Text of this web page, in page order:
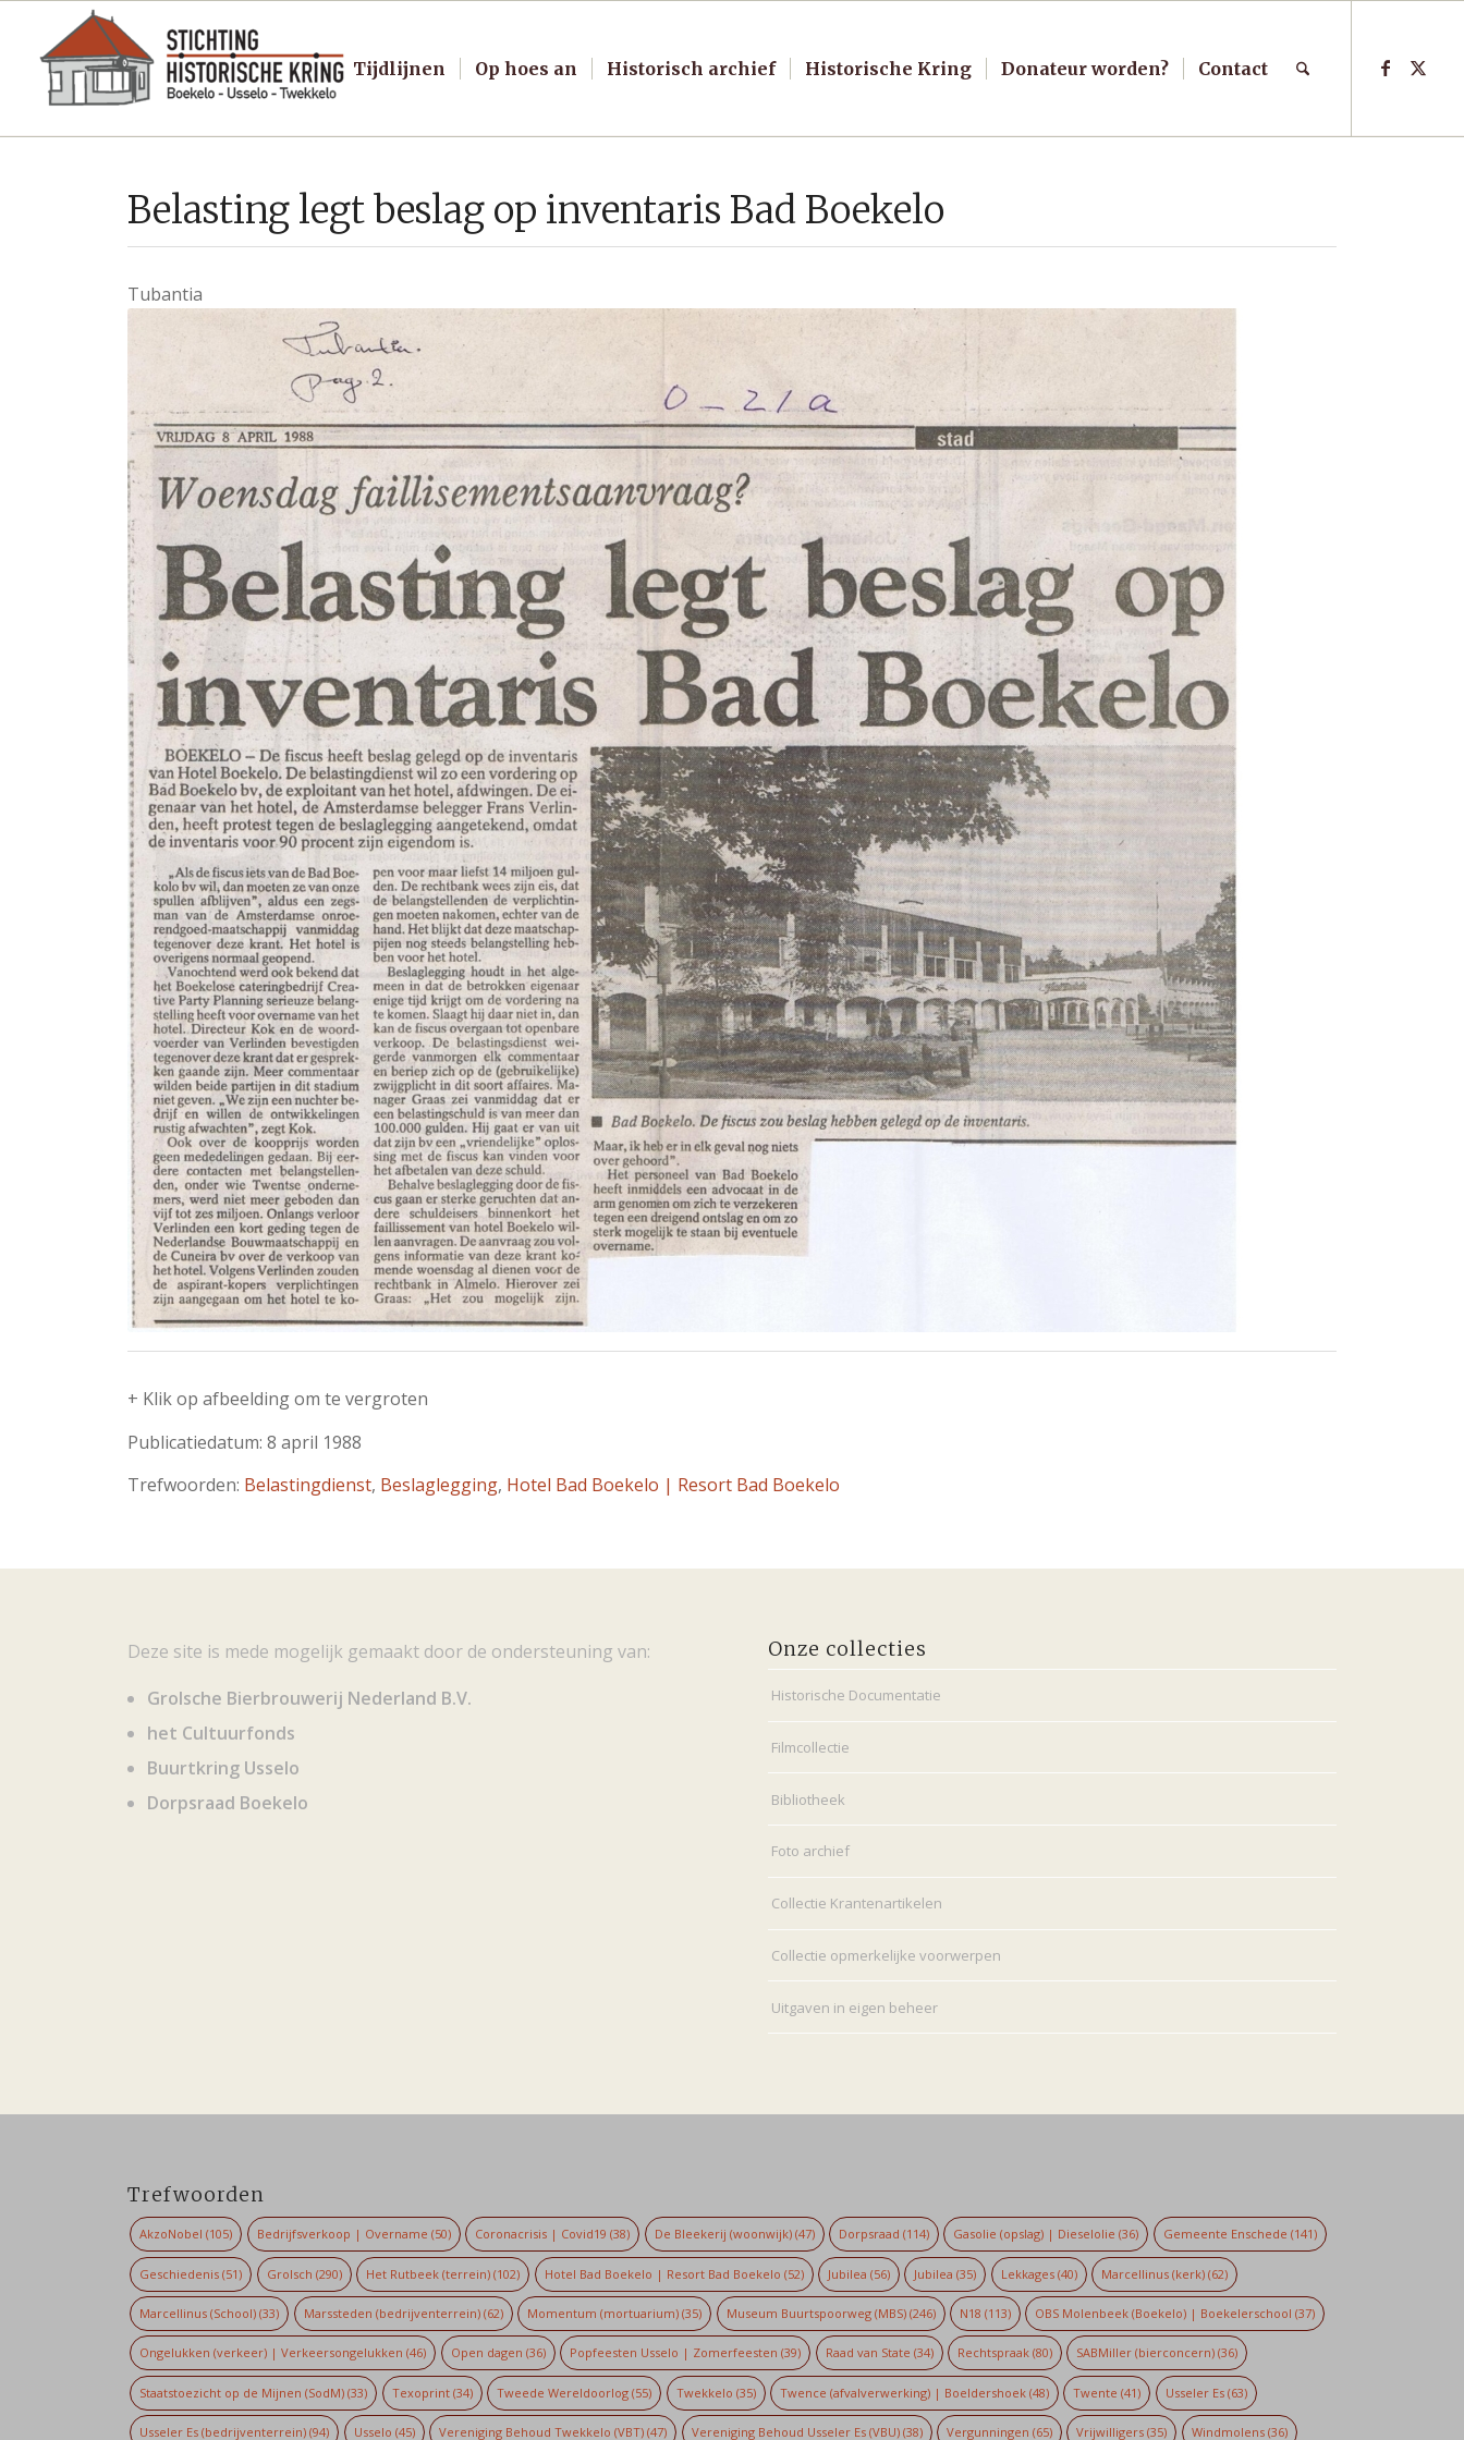
Tijdlijnen Op hoes an Historisch archief Historische Kring Donateur worden? Contact
Belasting legt beslag op inventaris Bad Boekelo
Tubantia
+ Klik op afbeelding om te vergroten
Publicatiedatum: 8 april 1988
Trefwoorden: Belastingdienst, Beslaglegging, Hotel Bad Boekelo | Resort Bad Boekelo
Deze site is mede mogelijk gemaakt door de ondersteuning van:
Grolsche Bierbrouwerij Nederland B.V.
het Cultuurfonds
Buurtkring Usselo
Dorpsraad Boekelo
Onze collecties
Historische Documentatie
Filmcollectie
Bibliotheek
Foto archief
Collectie Krantenartikelen
Collectie opmerkelijke voorwerpen
Uitgaven in eigen beheer
Trefwoorden
AkzoNobel (105) Bedrijfsverkoop | Overname (50) Coronacrisis | Covid19 (38) De Bleekerij (woonwijk)(47) Dorpsraad (114) Gasolie (opslag) | Dieselolie (36) Gemeente Enschede (141)
Geschiedenis (51) Grolsch (290) Het Rutbeek (terrein) (102) Hotel Bad Boekelo | Resort Bad Boekelo (52) Jubilea (56) Jubilea (35) Lekkages(40) Marcellinus (kerk) (62)
Marcellinus (School) (33) Marssteden (bedrijventerrein)(62) Momentum (mortuarium) (35) Museum Buurtspoorweg (MBS)(246) N18 (113) OBS Molenbeek (Boekelo) | Boekelerschool (37)
Ongelukken (verkeer) | Verkeersongelukken (46) Open dagen (36) Popfeesten Usselo | Zomerfeesten (39) Raad van State (34) Rechtspraak(80) SABMiller (bierconcern) (36)
Staatstoezicht op de Mijnen (SodM) (33) Texoprint(34) Tweede Wereldoorlog (55) Twekkelo (35) Twence (afvalverwerking) | Boeldershoek(48) Twente (41) Usseler Es(63)
Usseler Es (bedrijventerrein) (94) Usselo (45) Vereniging Behoud Twekkelo (VBT) (47) Vereniging Behoud Usseler Es (VBU)(38) Vergunningen (65) Vrijwilligers (35) Windmolens(36)